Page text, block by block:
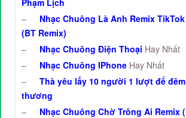
Phạm Lịch
–
Nhạc Chuông Là Anh Remix
(BT Remix)
–
Nhạc Chuông Điện Thoại Hay Nhất
–
Nhạc Chuông IPhone Hay Nhất
–
Thà yêu lấy 10 người 1 lượt để
thương
–
Nhạc Chuông Chờ Trông Ai Remix